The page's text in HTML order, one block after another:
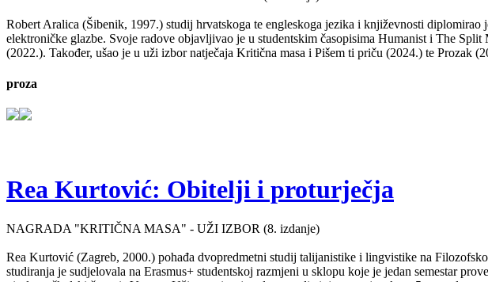
Robert Aralica (Šibenik, 1997.) studij hrvatskoga te engleskoga jezika i književnosti
elektroničke glazbe. Svoje radove objavljivao je u studentskim časopisima Humanist i The
(2022.). Također, ušao je u uži izbor natječaja Kritična masa i Pišem ti priču (2024.) te Prozak
proza
Rea Kurtović: Obitelji i proturječja
NAGRADA "KRITIČNA MASA" - UŽI IZBOR (8. izdanje)
Rea Kurtović (Zagreb, 2000.) pohađa dvopredmetni studij talijanistike i lingvistike na
studiranja je sudjelovala na Erasmus+ studentskoj razmjeni u sklopu koje je jedan semestar